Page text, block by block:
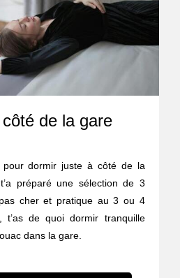
de la gare
pour dormir juste à côté de la
préparé une sélection de 3
cher et pratique au 3 ou 4
t’as de quoi dormir tranquille
dans la gare.